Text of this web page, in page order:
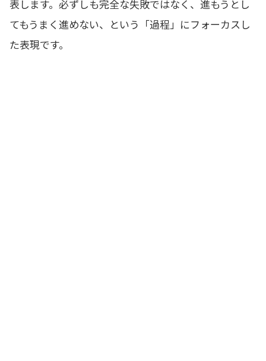
表します。必ずしも完全な失敗ではなく、進もうとし
てもうまく進めない、という「過程」にフォーカスし
た表現です。